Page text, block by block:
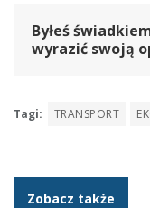
Byłeś
wyrazić swoją
Tagi: TRANSPORT
Zobacz także